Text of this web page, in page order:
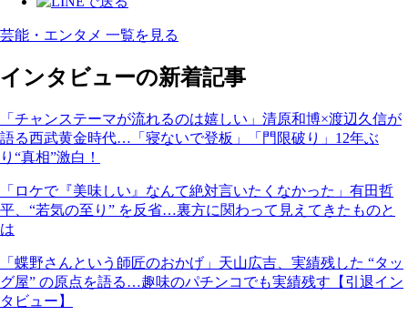
芸能・エンタメ 一覧を見る
インタビューの新着記事
「チャンステーマが流れるのは嬉しい」清原和博×渡辺久信が
語る西武黄金時代…「寝ないで登板」「門限破り」12年ぶ
り“真相”激白！
「ロケで『美味しい』なんて絶対言いたくなかった」有田哲
平、“若気の至り” を反省…裏方に関わって見えてきたものと
は
「蝶野さんという師匠のおかげ」天山広吉、実績残した “タッ
グ屋” の原点を語る…趣味のパチンコでも実績残す【引退イン
タビュー】